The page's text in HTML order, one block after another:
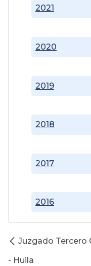
2016
2017
2018
2019
2020
2021
Juzgado Tercero
- Huila